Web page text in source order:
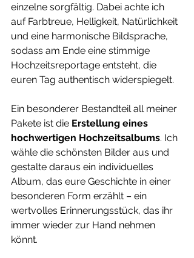
einzelne sorgfältig. Dabei achte ich
auf Farbtreue, Helligkeit, Natürlichkeit
und eine harmonische Bildsprache,
sodass am Ende eine stimmige
Hochzeitsreportage entsteht, die
euren Tag authentisch widerspiegelt.
Ein besonderer Bestandteil all meiner
Pakete ist die Erstellung eines
hochwertigen Hochzeitsalbums. Ich
wähle die schönsten Bilder aus und
gestalte daraus ein individuelles
Album, das eure Geschichte in einer
besonderen Form erzählt – ein
wertvolles Erinnerungsstück, das ihr
immer wieder zur Hand nehmen
könnt.